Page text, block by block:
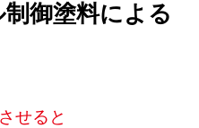
御塗料による
せると